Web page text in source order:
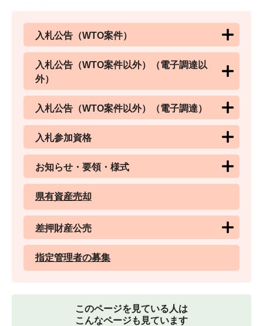
入札公告（WTO案件）
入札公告（WTO案件以外）（電子調達以
外）
入札公告（WTO案件以外）（電子調達）
入札参加資格
お知らせ・要領・様式
県有資産売却
差押財産公売
指定管理者の募集
このページを見ている人は
こんなページも見ています